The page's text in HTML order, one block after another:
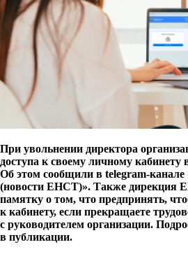
При увольнении директора
доступа к своему личному кабинету
Об этом сообщили в telegram-
(новости ЕНСТ)». Также дирекция
памятку о том, что предпринять,
к кабинету, если прекращаете
с руководителем организации.
в публикации.